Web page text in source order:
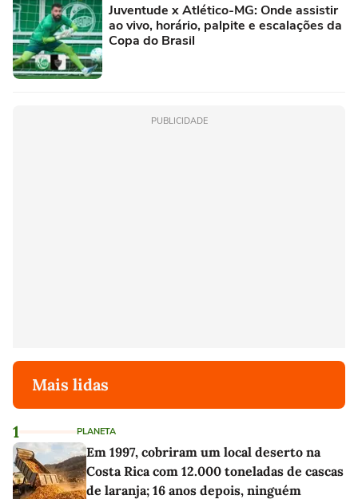
Juventude x Atlético-MG: Onde assistir
ao vivo, horário, palpite e escalações da
Copa do Brasil
PUBLICIDADE
Mais lidas
1 PLANETA
Em 1997, cobriram um local deserto na
Costa Rica com 12.000 toneladas de cascas
de laranja; 16 anos depois, ninguém